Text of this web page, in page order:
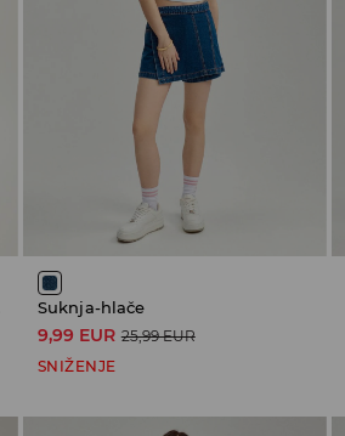
Suknja-hlače
9,99 EUR 25,99 EUR
SNIŽENJE